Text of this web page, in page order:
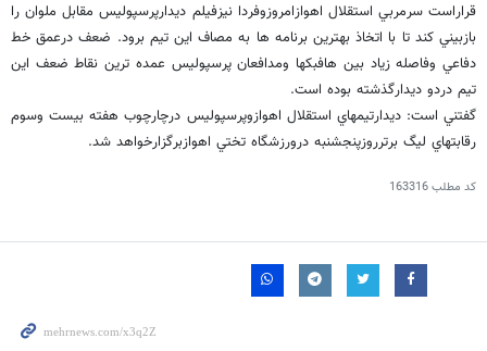
قراراست سرمربي استقلال اهوازامروزوفردا نيزفيلم ديدارپرسپوليس مقابل ملوان را
بازبيني كند تا با اتخاذ بهترين برنامه ها به مصاف اين تيم برود. ضعف درعمق خط
دفاعي وفاصله زياد بين هافبكها ومدافعان پرسپوليس عمده ترين نقاط ضعف اين
تيم دردو ديدارگذشته بوده است.
گفتني است: ديدارتيمهاي استقلال اهوازوپرسپوليس درچارچوب هفته بيست وسوم
رقابتهاي ليگ برترروزپنجشنبه درورزشگاه تختي اهوازبرگزارخواهد شد.
کد مطلب163316